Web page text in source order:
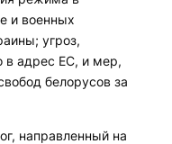
и военных
угроз,
в адрес ЕС, и мер,
белорусов за
направленный на